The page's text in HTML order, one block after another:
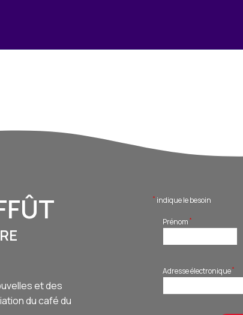
et des
du café du
* indique le besoin
Prénom*
Adresse électronique*